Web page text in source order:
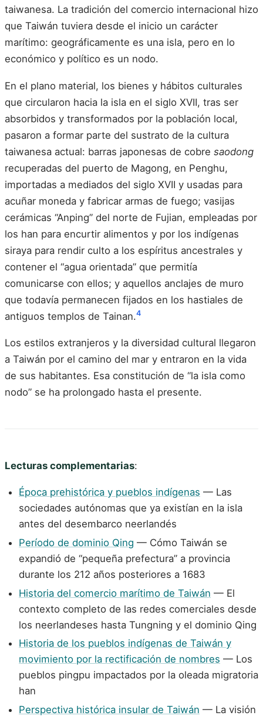
taiwanesa. La tradición del comercio internacional hizo
que Taiwán tuviera desde el inicio un carácter
marítimo: geográficamente es una isla, pero en lo
económico y político es un nodo.
En el plano material, los bienes y hábitos culturales
que circularon hacia la isla en el siglo XVII, tras ser
absorbidos y transformados por la población local,
pasaron a formar parte del sustrato de la cultura
taiwanesa actual: barras japonesas de cobre saodong
recuperadas del puerto de Magong, en Penghu,
importadas a mediados del siglo XVII y usadas para
acuñar moneda y fabricar armas de fuego; vasijas
cerámicas “Anping” del norte de Fujian, empleadas por
los han para encurtir alimentos y por los indígenas
siraya para rendir culto a los espíritus ancestrales y
contener el “agua orientada” que permitía
comunicarse con ellos; y aquellos anclajes de muro
que todavía permanecen fijados en los hastiales de
antiguos templos de Tainan.4
Los estilos extranjeros y la diversidad cultural llegaron
a Taiwán por el camino del mar y entraron en la vida
de sus habitantes. Esa constitución de “la isla como
nodo” se ha prolongado hasta el presente.
Lecturas complementarias:
Época prehistórica y pueblos indígenas — Las
sociedades autónomas que ya existían en la isla
antes del desembarco neerlandés
Período de dominio Qing — Cómo Taiwán se
expandió de “pequeña prefectura” a provincia
durante los 212 años posteriores a 1683
Historia del comercio marítimo de Taiwán — El
contexto completo de las redes comerciales desde
los neerlandeses hasta Tungning y el dominio Qing
Historia de los pueblos indígenas de Taiwán y
movimiento por la rectificación de nombres — Los
pueblos pingpu impactados por la oleada migratoria
han
Perspectiva histórica insular de Taiwán — La visión